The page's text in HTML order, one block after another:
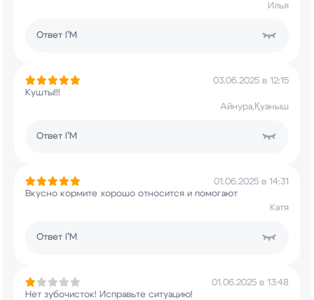
Илья
Ответ I’M
03.06.2025 в 12:15
Кушты!!!
Айнура,Қуаныш
Ответ I’M
01.06.2025 в 14:31
Вкусно кормите хорошо относится и помогают
Катя
Ответ I’M
01.06.2025 в 13:48
Нет зубочисток! Исправьте ситуацию!